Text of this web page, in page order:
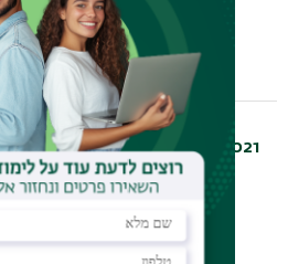
חרדים בארגוני
עבודה
2021
קאצ'ינג בהמון:
תהליך אישי
במרחב קולקטיבי
מקרה בוחן: